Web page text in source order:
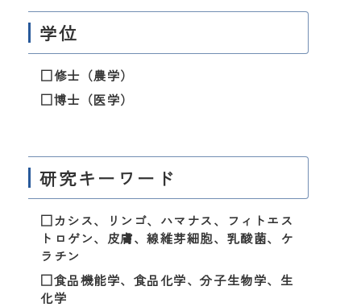
学位
□修士（農学）
□博士（医学）
研究キーワード
□カシス、リンゴ、ハマナス、フィトエス
トロゲン、皮膚、線維芽細胞、乳酸菌、ケ
ラチン
□食品機能学、食品化学、分子生物学、生
化学